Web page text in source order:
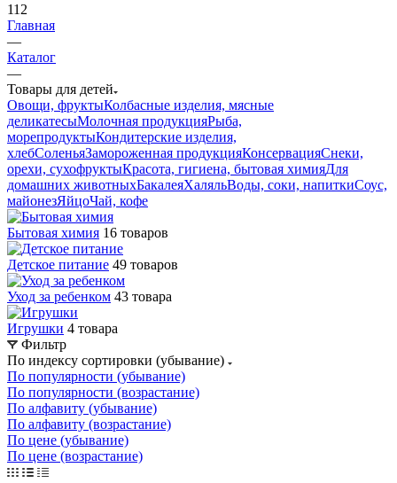
112
Главная
—
Каталог
—
Товары для детей
Овощи, фруктыКолбасные изделия, мясные
деликатесыМолочная продукцияРыба,
морепродуктыКондитерские изделия,
хлебСоленьяЗамороженная продукцияКонсервацияСнеки,
орехи, сухофруктыКрасота, гигиена, бытовая химияДля
домашних животныхБакалеяХаляльВоды, соки, напиткиСоус,
майонезЯйцоЧай, кофе
Бытовая химия 16 товаров
Детское питание 49 товаров
Уход за ребенком 43 товара
Игрушки 4 товара
Фильтр
По индексу сортировки (убывание)
По популярности (убывание)
По популярности (возрастание)
По алфавиту (убывание)
По алфавиту (возрастание)
По цене (убывание)
По цене (возрастание)